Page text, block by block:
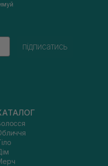
підписатись